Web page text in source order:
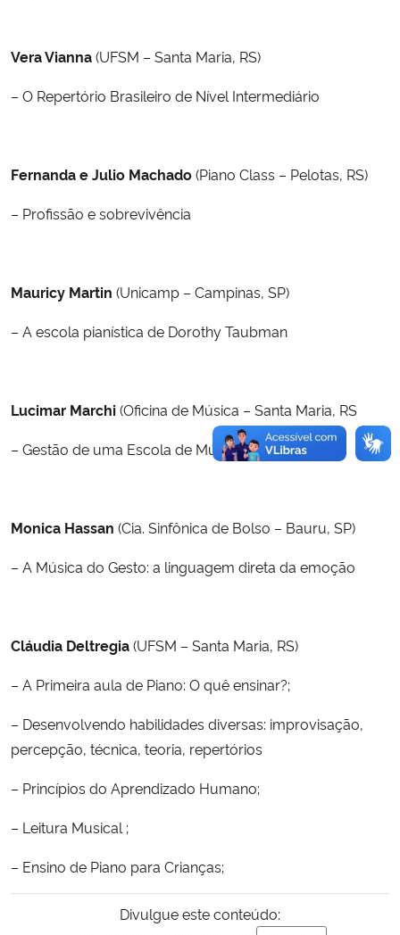
Vera Vianna(UFSM – Santa Maria, RS)
– O Repertório Brasileiro de Nível Intermediário
Fernanda e Julio Machado(Piano Class – Pelotas, RS)
– Profissão e sobrevivência
Mauricy Martin (Unicamp – Campinas, SP)
– A escola pianística de Dorothy Taubman
Lucimar Marchi(Oficina de Música – Santa Maria, RS
– Gestão de uma Escola de Música
Monica Hassan (Cia. Sinfônica de Bolso – Bauru, SP)
– A Música do Gesto: a linguagem direta da emoção
Cláudia Deltregia(UFSM – Santa Maria, RS)
– A Primeira aula de Piano: O quê ensinar?;
– Desenvolvendo habilidades diversas: improvisação,
percepção, técnica, teoria, repertórios
– Princípios do Aprendizado Humano;
– Leitura Musical ;
– Ensino de Piano para Crianças;
Divulgue este conteúdo: